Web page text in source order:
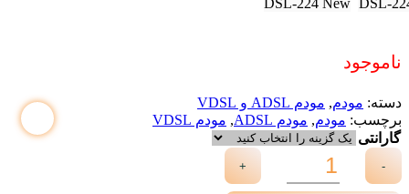
ناموجود
دسته: مودم, مودم ADSL و VDSL
برچسب: مودم, مودم ADSL , مودم VDSL
گارانتی
-
+